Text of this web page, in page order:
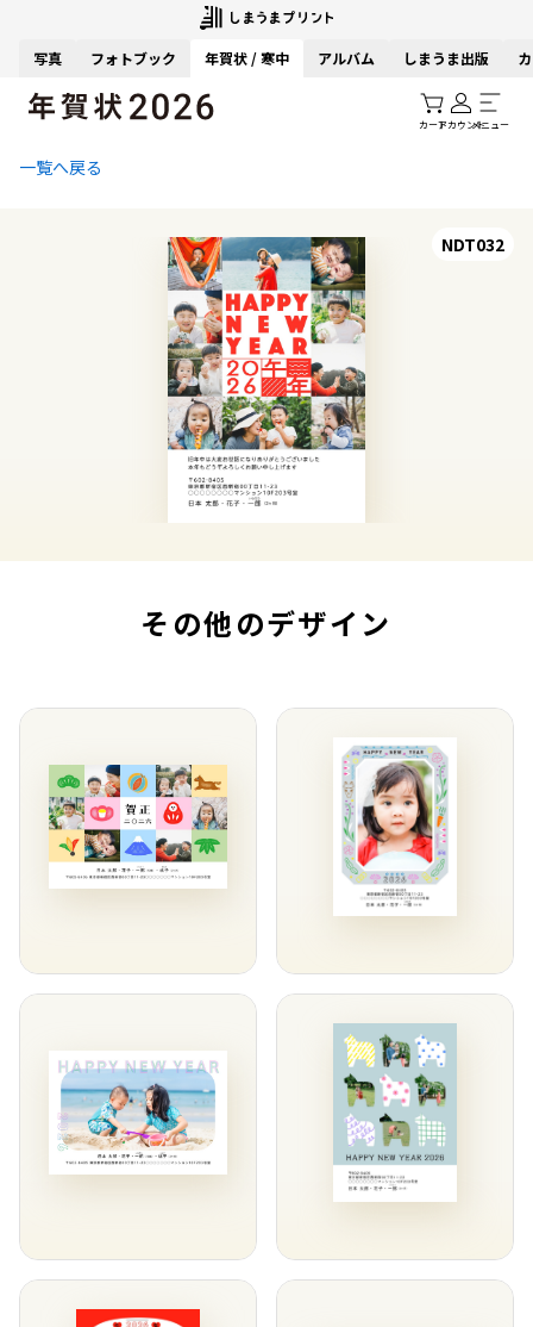
写真 フォトブック 年賀状 / 寒中 アルバム しまうま出版
カートアカウントメニュー
一覧へ戻る
NDT032
その他のデザイン